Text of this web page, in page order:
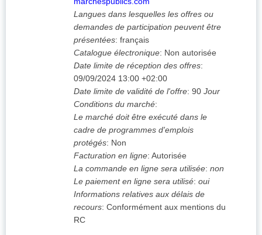
Langues dans lesquelles les offres ou
demandes de participation peuvent être
présentées: français
Catalogue électronique: Non autorisée
Date limite de réception des offres:
09/09/2024 13:00 +02:00
Date limite de validité de l'offre: 90 Jour
Conditions du marché:
Le marché doit être exécuté dans le
cadre de programmes d'emplois
protégés: Non
Facturation en ligne: Autorisée
La commande en ligne sera utilisée: non
Le paiement en ligne sera utilisé: oui
Informations relatives aux délais de
recours: Conformément aux mentions du
RC